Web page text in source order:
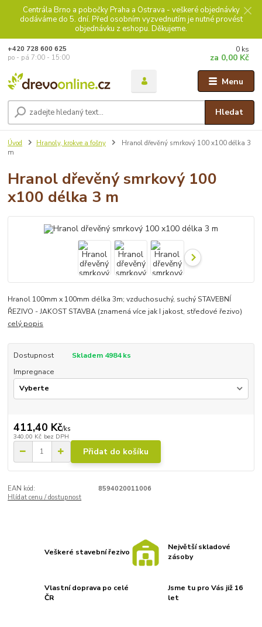
Centrála Brno a pobočky Praha a Ostrava - veškeré objednávky
dodáváme do 5. dní. Před osobním vyzvednutím je nutné provést
objednávku z eshopu. Děkujeme.
Menu
Hledat
+420 728 600 625
po - pá 7:00 - 15:00
0 ks
za 0,00 Kč
Úvod Hranoly, krokve a fošny
Hranol dřevěný smrkový 100 x100 délka 3
m
Hranol dřevěný smrkový 100
x100 délka 3 m
Hranol 100mm x 100mm délka 3m; vzduchosuchý, suchý STAVEBNÍ
ŘEZIVO - JAKOST STAVBA (znamená více jak I jakost, středové řezivo)
celý popis
Dostupnost
Skladem 4984 ks
Impregnace
411,40 Kč/ks
340,00 Kč bez DPH
Přidat do košíku
EAN kód:
8594020011006
Hlídat cenu / dostupnost
Veškeré stavební řezivo
Největší skladové
zásoby
Vlastní doprava po celé
ČR
Jsme tu pro Vás již 16
let